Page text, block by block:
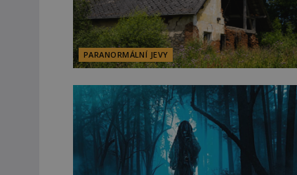
PARANORMÁLNÍ JEVY